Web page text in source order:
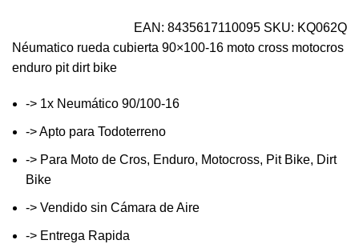
EAN: 8435617110095 SKU: KQ062Q
Néumatico rueda cubierta 90×100-16 moto cross motocros
enduro pit dirt bike
-> 1x Neumático 90/100-16
-> Apto para Todoterreno
-> Para Moto de Cros, Enduro, Motocross, Pit Bike, Dirt
Bike
-> Vendido sin Cámara de Aire
-> Entrega Rapida